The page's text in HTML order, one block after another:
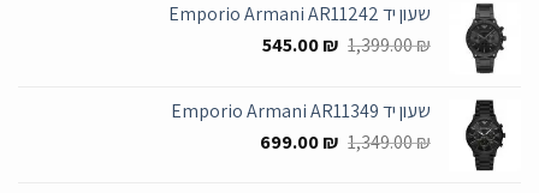
שעון יד Emporio Armani AR11242
1,399.00₪
המחיר
1,399.00 ₪.
545.00₪
המחיר
545.00 ₪.
שעון יד Emporio Armani AR11349
1,349.00₪
המחיר
699.00₪
המחיר